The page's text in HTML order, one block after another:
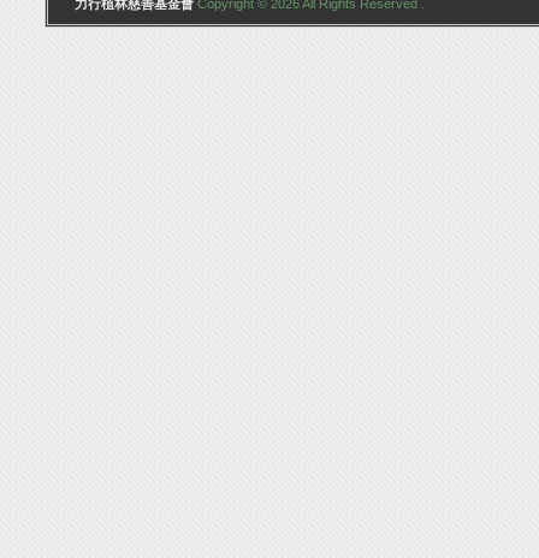
力行植林慈善基金會 Copyright © 2026 All Rights Reserved .